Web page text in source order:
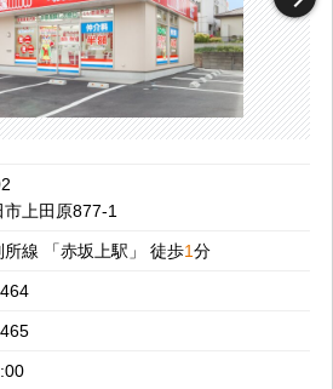
上田原877-1
所線 「赤坂上駅」 徒歩1分